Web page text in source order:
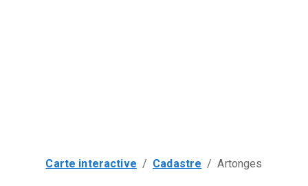
Carte interactive / Cadastre / Artonges